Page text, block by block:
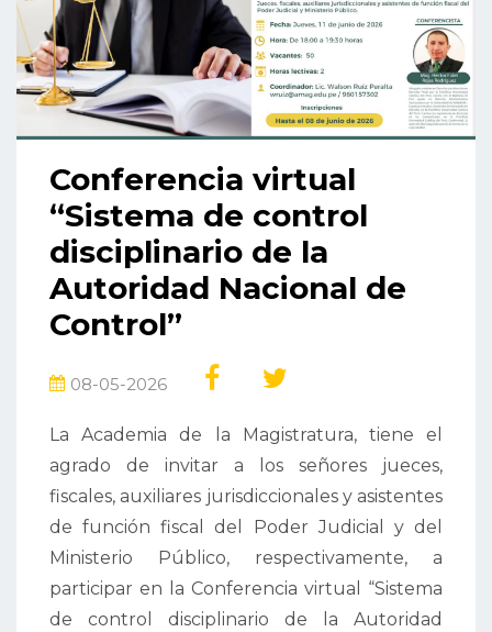
Conferencia virtual
“Sistema de control
disciplinario de la
Autoridad Nacional de
Control”
08-05-2026
La Academia de la Magistratura, tiene el
agrado de invitar a los señores jueces,
fiscales, auxiliares jurisdiccionales y asistentes
de función fiscal del Poder Judicial y del
Ministerio Público, respectivamente, a
participar en la Conferencia virtual “Sistema
de control disciplinario de la Autoridad